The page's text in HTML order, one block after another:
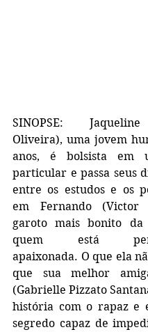
SINOPSE:
Oliveira), uma jovem
anos, é bolsista em
particular e passa seus
entre os estudos e os
em Fernando (Victor
garoto mais bonito da
quem está
apaixonada. O que ela
que sua melhor
(Gabrielle Pizzato
história com o rapaz e
segredo capaz de